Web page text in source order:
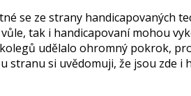
se ze strany handicapovaných
tak i handicapovaní mohou
udělalo ohromný pokrok,
si uvědomuji, že jsou zde